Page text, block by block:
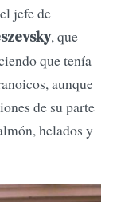
jefe de
, que
que tenía
aunque
de su parte
helados y